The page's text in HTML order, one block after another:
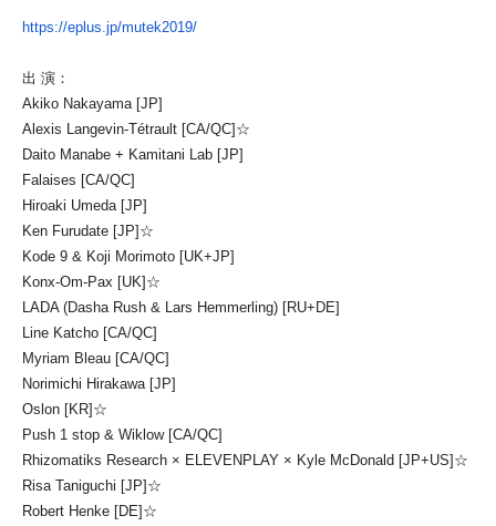
https://eplus.jp/mutek2019/
出 演：
Akiko Nakayama [JP]
Alexis Langevin-Tétrault [CA/QC]☆
Daito Manabe + Kamitani Lab [JP]
Falaises [CA/QC]
Hiroaki Umeda [JP]
Ken Furudate [JP]☆
Kode 9 & Koji Morimoto [UK+JP]
Konx-Om-Pax [UK]☆
LADA (Dasha Rush & Lars Hemmerling) [RU+DE]
Line Katcho [CA/QC]
Myriam Bleau [CA/QC]
Norimichi Hirakawa [JP]
Oslon [KR]☆
Push 1 stop & Wiklow [CA/QC]
Rhizomatiks Research × ELEVENPLAY × Kyle McDonald [JP+US]☆
Risa Taniguchi [JP]☆
Robert Henke [DE]☆